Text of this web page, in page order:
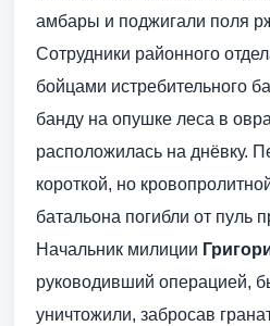
амбары и поджигали поля
Сотрудники районного
бойцами истребительного
банду на опушке леса в
расположилась на днёвку.
короткой, но
батальона погибли от пуль
Начальник милиции
руководивший операцией,
уничтожили, забросав